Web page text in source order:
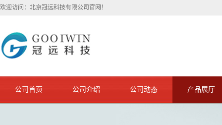
欢迎访问：北京冠远科技有限公司官网！
公司首页 公司介绍 公司动态 产品展厅